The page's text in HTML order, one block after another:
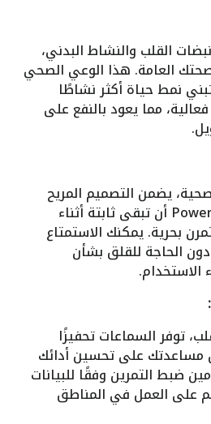
القلب والنشاط البدني،
العامة. هذا الوعي الصحي
نمط حياة أكثر نشاطًا
مما يعود بالنفع على
يضمن التصميم المريح
لسماعات PowerBeats Pro 2 أن تبقى ثابتة أثناء
بحرية. يمكنك الاستمتاع
الحاجة للقلق بشأن
الاستخدام.
توفر السماعات تحفيزًا
مساعدتك على تحسين أدائك
ضبط التمرين وفقًا للبيانات
على العمل في المناطق